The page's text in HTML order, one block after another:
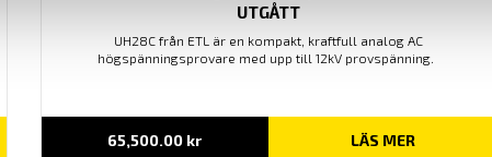
UTGÅTT
UH28C från ETL är en kompakt, kraftfull analog AC
högspänningsprovare med upp till 12kV provspänning.
65,500.00 kr LÄS MER